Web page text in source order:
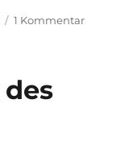
1 Kommentarzu